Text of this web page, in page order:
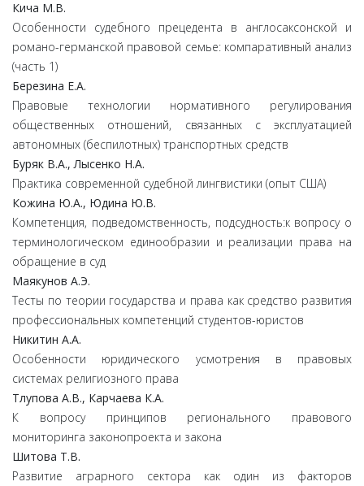
Кича М.В.
Особенности судебного прецедента в англосаксонской и
романо-германской правовой семье: компаративный анализ
(часть 1)
Березина Е.А.
Правовые технологии нормативного регулирования
общественных отношений, связанных с эксплуатацией
автономных (беспилотных) транспортных средств
Буряк В.А., Лысенко Н.А.
Практика современной судебной лингвистики (опыт США)
Кожина Ю.А., Юдина Ю.В.
Компетенция, подведомственность, подсудность:к вопросу о
терминологическом единообразии и реализации права на
обращение в суд
Маякунов А.Э.
Тесты по теории государства и права как средство развития
профессиональных компетенций студентов-юристов
Никитин А.А.
Особенности юридического усмотрения в правовых
системах религиозного права
Тлупова А.В., Карчаева К.А.
К вопросу принципов регионального правового
мониторинга законопроекта и закона
Шитова Т.В.
Развитие аграрного сектора как один из факторов